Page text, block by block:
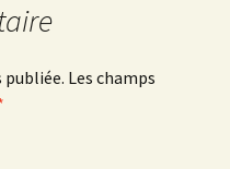
publiée. Les champs